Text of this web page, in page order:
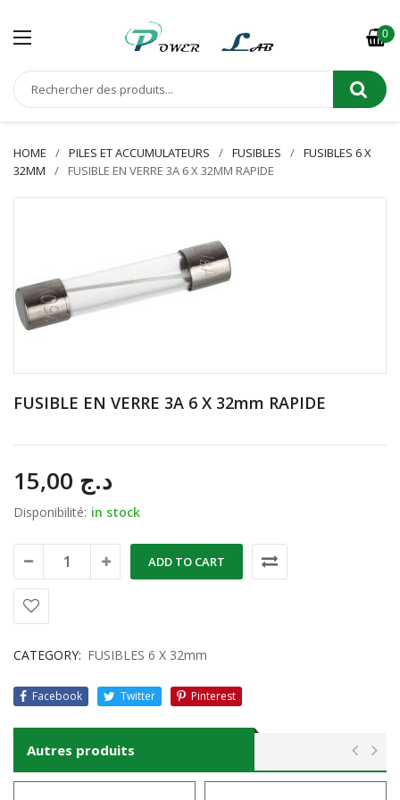
0
HOME PILES ET ACCUMULATEURS FUSIBLES
FUSIBLES 6 X
32MM
FUSIBLE EN VERRE 3A 6 X 32MM RAPIDE
FUSIBLE EN VERRE 3A 6 X 32mm RAPIDE
د.ج
Disponibilité: in stock
ADD TO CART
CATEGORY: FUSIBLES 6 X 32mm
Facebook Twitter Pinterest
Autres produits